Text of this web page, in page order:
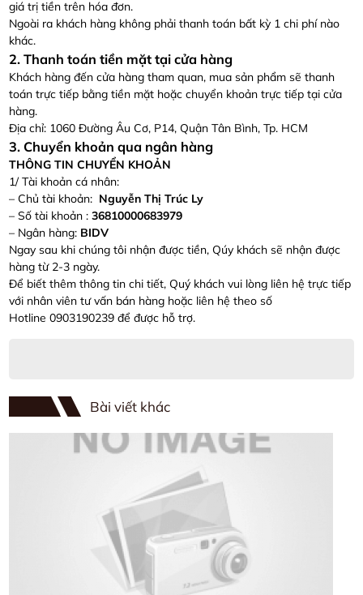
giá trị tiền trên hóa đơn.
Ngoài ra khách hàng không phải thanh toán bất kỳ 1 chi phí nào
khác.
2. Thanh toán tiền mặt tại cửa hàng
Khách hàng đến cửa hàng tham quan, mua sản phẩm sẽ thanh
toán trực tiếp bằng tiền mặt hoặc chuyển khoản trực tiếp tại cửa
hàng.
Địa chỉ: 1060 Đường Âu Cơ, P14, Quận Tân Bình, Tp. HCM
3. Chuyển khoản qua ngân hàng
THÔNG TIN CHUYỂN KHOẢN
1/ Tài khoản cá nhân:
– Chủ tài khoản: Nguyễn Thị Trúc Ly
– Số tài khoản :36810000683979
– Ngân hàng: BIDV
Ngay sau khi chúng tôi nhận được tiền, Qúy khách sẽ nhận được
hàng từ 2-3 ngày.
Để biết thêm thông tin chi tiết, Quý khách vui lòng liên hệ trực tiếp
với nhân viên tư vấn bán hàng hoặc liên hệ theo số
Hotline 0903190239 để được hỗ trợ.
Bài viết khác